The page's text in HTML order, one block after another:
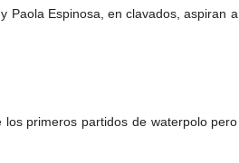
Paola Espinosa, en clavados, aspiran a
primeros partidos de waterpolo pero